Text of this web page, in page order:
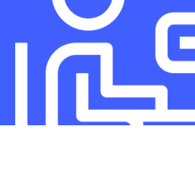
от 2700 ₽
от 950 ₽
от 1750 ₽